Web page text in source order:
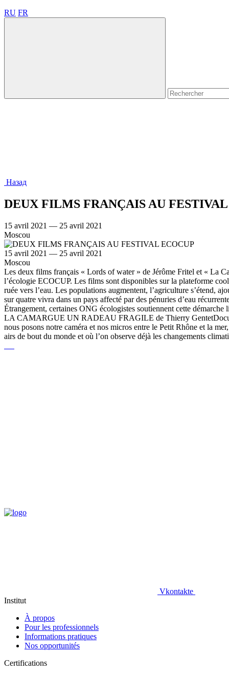
RU FR
Назад
DEUX FILMS FRANÇAIS AU
15 avril 2021 — 25 avril 2021
Moscou
15 avril 2021 — 25 avril 2021
Moscou
Les deux films français « Lords of water » de Jérôme Fritel et « La
l’écologie ECOCUP. Les films sont disponibles sur la plateforme
ruée vers l’eau. Les populations augmentent, l’agriculture s’étend,
sur quatre vivra dans un pays affecté par des pénuries d’eau
Étrangement, certaines ONG écologistes soutiennent cette
LA CAMARGUE UN RADEAU FRAGILE de Thierry
nous posons notre caméra et nos micros entre le Petit Rhône et la
airs de bout du monde et où l’on observe déjà les changements
Vkontakte
Institut
À propos
Pour les professionnels
Informations pratiques
Nos opportunités
Certifications